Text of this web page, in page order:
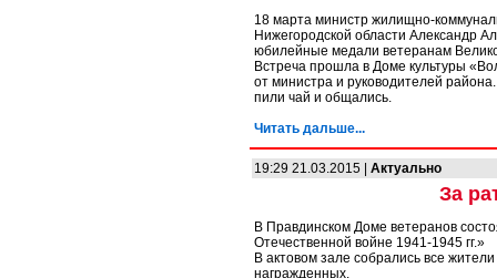
18 марта министр жилищно-
Нижегородской области Александр
юбилейные медали ветеранам
Встреча прошла в Доме культуры
от министра и руководителей
пили чай и общались.
Читать дальше...
19:29 21.03.2015 | Актуально
За
В Правдинском Доме ветеранов
Отечественной войне 1941-1945 гг.»
В актовом зале собрались все
награжденных.